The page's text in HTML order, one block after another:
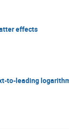
effects
to-leading